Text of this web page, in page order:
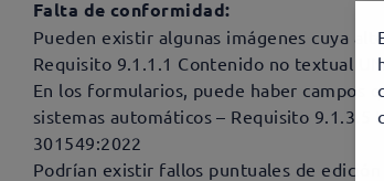
Falta de conformidad:
Pueden existir algunas imágenes cuya
Requisito 9.1.1.1 Contenido no textual
En los formularios, puede haber campos
sistemas automáticos – Requisito 9.1.3.5
301549:2022
Podrían existir fallos puntuales de